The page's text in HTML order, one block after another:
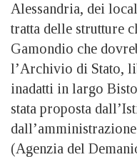
Alessandria, dei
tratta delle strutture
Gamondio che
l’Archivio di Stato,
inadatti in largo
stata proposta
(Agenzia del